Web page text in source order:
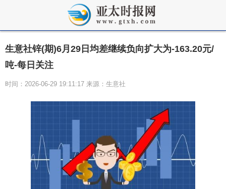
生意社锌(期)6月29日均差继续负向扩大为-163.20元/
吨-每日关注
时间：2026-06-29 19:11:17 来源：生意社